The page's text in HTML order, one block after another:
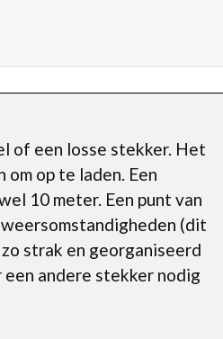
of een losse stekker. Het
op te laden. Een
10 meter. Een punt van
(dit
strak en georganiseerd
andere stekker nodig